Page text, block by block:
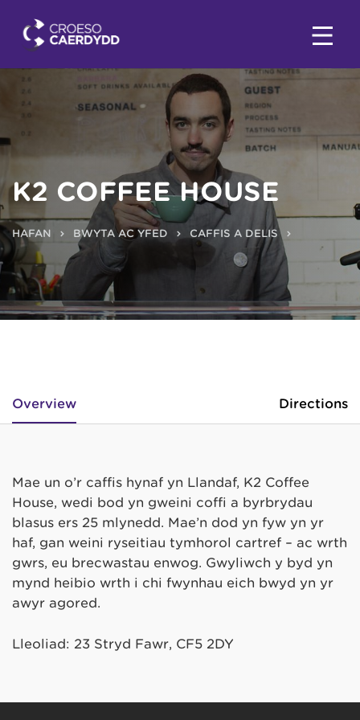
K2 COFFEE HOUSE
HAFAN BWYTA AC YFED CAFFIS A DELIS
Overview Directions
Mae un o’r caffis hynaf yn Llandaf, K2 Coffee
House, wedi bod yn gweini coffi a byrbrydau
blasus ers 25 mlynedd. Mae’n dod yn fyw yn yr
haf, gan weini ryseitiau tymhorol cartref – ac wrth
gwrs, eu brecwastau enwog. Gwyliwch y byd yn
mynd heibio wrth i chi fwynhau eich bwyd yn yr
awyr agored.
Lleoliad: 23 Stryd Fawr, CF5 2DY